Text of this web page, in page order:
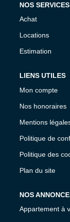
NOS SERVICES
Achat
Locations
Estimation
LIENS UTILES
Mon compte
Nos honoraires
Mentions
Politique de
Politique des
Plan du site
NOS
Appartement à